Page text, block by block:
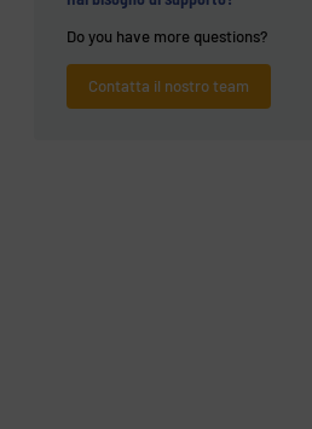
Do you have more questions?
Contatta il nostro team